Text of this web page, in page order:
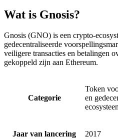
Wat is Gnosis?
Gnosis (GNO) is een crypto-
gedecentraliseerde
veiligere transacties en betalingen
gekoppeld zijn aan Ethereum.
Categorie
Token
en
Jaar van lancering 2017